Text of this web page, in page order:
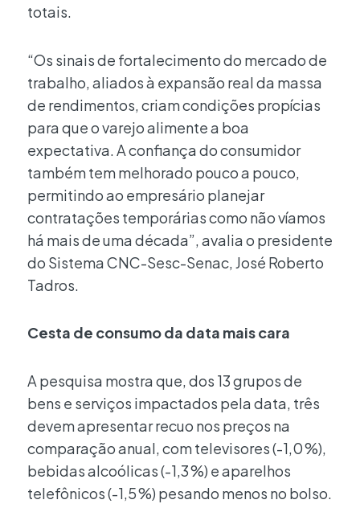
totais.
“Os sinais de fortalecimento do mercado de
trabalho, aliados à expansão real da massa
de rendimentos, criam condições propícias
para que o varejo alimente a boa
expectativa. A confiança do consumidor
também tem melhorado pouco a pouco,
permitindo ao empresário planejar
contratações temporárias como não víamos
há mais de uma década”, avalia o presidente
do Sistema CNC-Sesc-Senac, José Roberto
Tadros.
Cesta de consumo da data mais cara
A pesquisa mostra que, dos 13 grupos de
bens e serviços impactados pela data, três
devem apresentar recuo nos preços na
comparação anual, com televisores (-1,0 %),
bebidas alcoólicas (-1,3 %) e aparelhos
telefônicos (-1,5 %) pesando menos no bolso.